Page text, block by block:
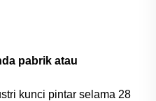
pabrik atau
kunci pintar selama 28